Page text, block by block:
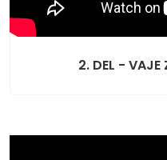
2. DEL - VAJE